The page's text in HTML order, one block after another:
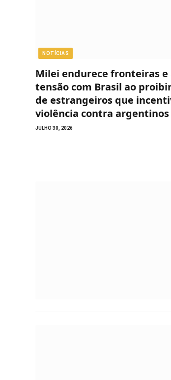
NOTÍCIAS
Milei endurece fronteiras e
tensão com Brasil ao
de estrangeiros que
violência contra argentinos
JULHO 30, 2026